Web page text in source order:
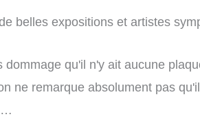
belles expositions et artistes
dommage qu'il n'y ait aucune
ne remarque absolument pas